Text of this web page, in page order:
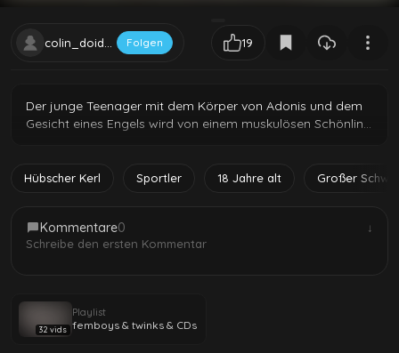
Folgen 19
Der junge Teenager mit dem Körper von Adonis und dem
Gesicht eines Engels wird von einem muskulösen Schönling
Schönling, dem es nicht an Energie mangelt.
Hübscher Kerl Sportler 18 Jahre alt Großer
Kommentare0
Schreibe den ersten Kommentar
↓
32 vids
Playlist
femboys & twinks & CDs